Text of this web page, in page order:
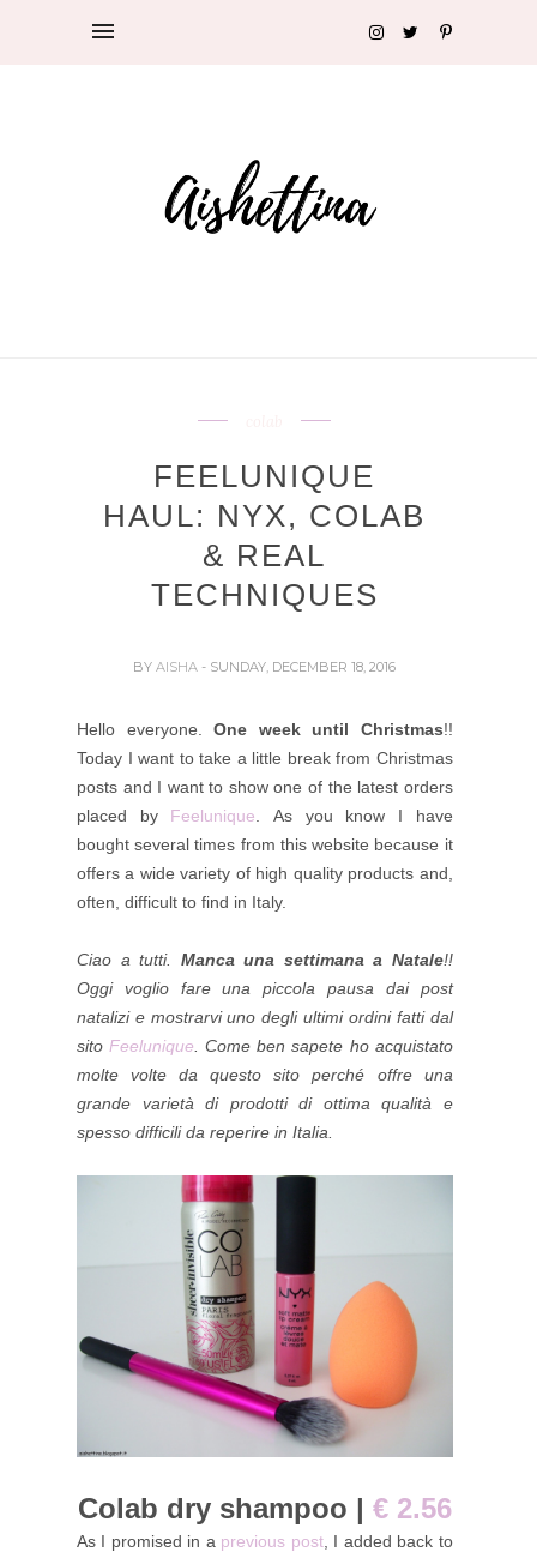
FEELUNIQUE
HAUL: NYX, COLAB
& REAL
TECHNIQUES
BYAISHA- SUNDAY, DECEMBER 18, 2016
Hello everyone.One week until Christmas!!
Today I want to take a little break from Christmas
posts and I want to show one of the latest orders
placed by Feelunique . As you know I have
bought several times from this website because it
offers a wide variety of high quality products and,
often, difficult to find in Italy.
Ciao a tutti. Manca una settimana a Natale!!
Oggi voglio fare una piccola pausa dai post
natalizi e mostrarvi uno degli ultimi ordini fatti dal
sito Feelunique . Come ben sapete ho acquistato
molte volte da questo sito perché offre una
grande varietà di prodotti di ottima qualità e
spesso difficili da reperire in Italia.
Colab dry shampoo | € 2.56
As I promised in a previous post, I added back to